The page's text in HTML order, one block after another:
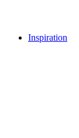
Inspiration